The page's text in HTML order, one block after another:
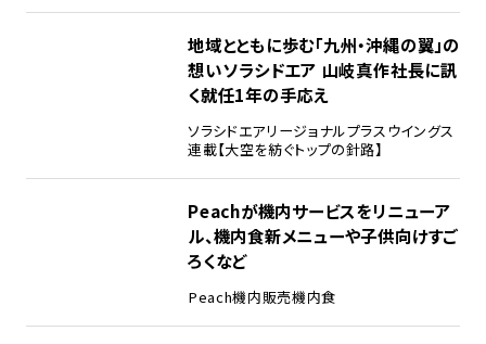
地域とともに歩む「九州・沖縄の翼」の
想い――ソラシドエア 山岐真作社長に訊
く就任1年の手応え
ソラシドエアリージョナルプラスウイングス
連載【大空を紡ぐトップの針路】
Peachが機内サービスをリニューア
ル、機内食新メニューや子供向けすご
ろくなど
Peach機内販売機内食